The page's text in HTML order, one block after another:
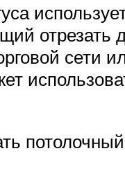
отрезать
сети
потолочный